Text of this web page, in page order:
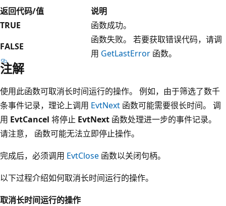
返回代码/值
说明
TRUE
函数成功。
FALSE
函数失败。 若要获取错误代码，请调
用 GetLastError 函数。
注解
使用此函数可取消长时间运行的操作。 例如，由于筛选了数千
条事件记录，理论上调用 EvtNext 函数可能需要很长时间。 调
用 EvtCancel 将停止 EvtNext 函数处理进一步的事件记录。
请注意， 函数可能无法立即停止操作。
完成后，必须调用 EvtClose 函数以关闭句柄。
以下过程介绍如何取消长时间运行的操作。
取消长时间运行的操作